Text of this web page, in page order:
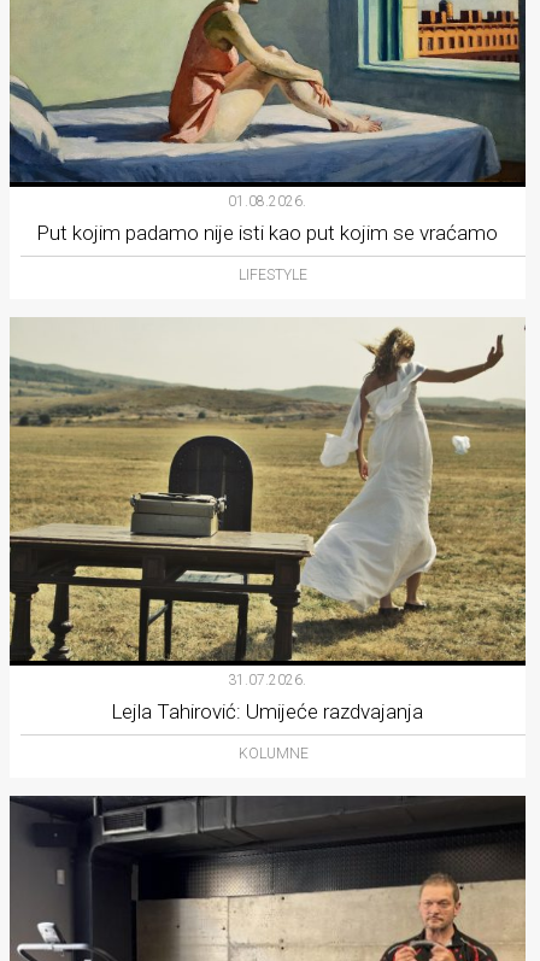
01.08.2026.
Put kojim padamo nije isti kao put kojim se vraćamo
LIFESTYLE
31.07.2026.
Lejla Tahirović: Umijeće razdvajanja
KOLUMNE